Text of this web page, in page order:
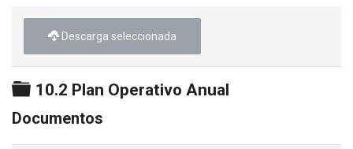
Descarga seleccionada
Carpeta
10.2 Plan Operativo Anual
Documentos